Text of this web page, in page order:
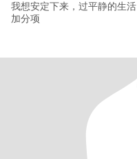
我想安定下来，过平静的生
加分项